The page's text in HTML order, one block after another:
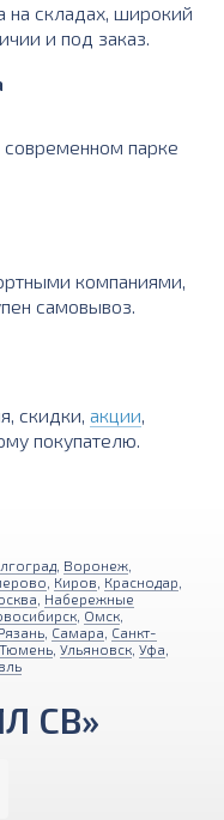
на складах, широкий
и под заказ.
парке
компаниями,
самовывоз.
скидки, акции,
покупателю.
Воронеж
Киров Краснодар
Набережные
Омск
Самара Санкт-
Тюмень Ульяновск Уфа
СВ»